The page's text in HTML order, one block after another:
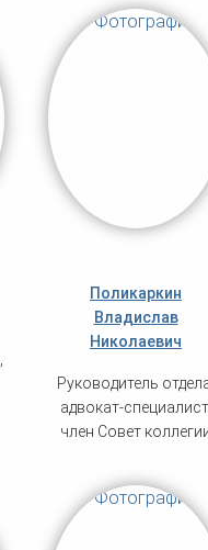
Поликаркин
Владислав
Николаевич
Руководитель
адвокат-специалист,
член Совет